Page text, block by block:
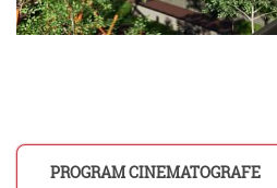
PROGRAM CINEMATOGRAFE